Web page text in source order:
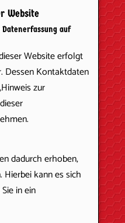
Website
auf
Website erfolgt
Dessen Kontaktdaten
zur
dadurch erhoben,
Hierbei kann es sich
in ein